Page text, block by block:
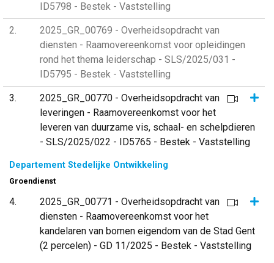
ID5798 - Bestek - Vaststelling
2
2025_GR_00769 - Overheidsopdracht van
diensten - Raamovereenkomst voor opleidingen
rond het thema leiderschap - SLS/2025/031 -
ID5795 - Bestek - Vaststelling
3
2025_GR_00770 - Overheidsopdracht van
leveringen - Raamovereenkomst voor het
leveren van duurzame vis, schaal- en schelpdieren
- SLS/2025/022 - ID5765 - Bestek - Vaststelling
Departement Stedelijke Ontwikkeling
Groendienst
4
2025_GR_00771 - Overheidsopdracht van
diensten - Raamovereenkomst voor het
kandelaren van bomen eigendom van de Stad Gent
(2 percelen) - GD 11/2025 - Bestek - Vaststelling